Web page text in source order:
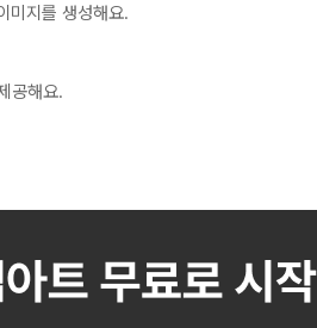
미지를 생성해요.
공해요.